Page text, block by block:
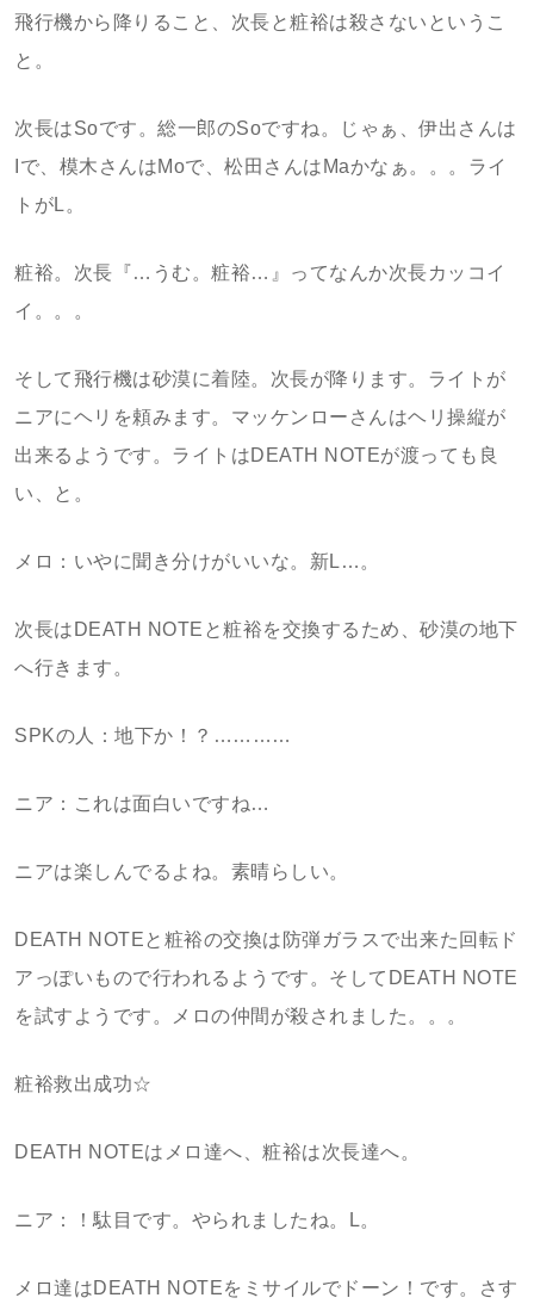
飛行機から降りること、次長と粧裕は殺さないというこ
と。
次長はSoです。総一郎のSoですね。じゃぁ、伊出さんは
Iで、模木さんはMoで、松田さんはMaかなぁ。。。ライ
トがL。
粧裕。次長『…うむ。粧裕…』ってなんか次長カッコイ
イ。。。
そして飛行機は砂漠に着陸。次長が降ります。ライトが
ニアにヘリを頼みます。マッケンローさんはヘリ操縦が
出来るようです。ライトはDEATH NOTEが渡っても良
い、と。
メロ：いやに聞き分けがいいな。新L…。
次長はDEATH NOTEと粧裕を交換するため、砂漠の地下
へ行きます。
SPKの人：地下か！？…………
ニア：これは面白いですね…
ニアは楽しんでるよね。素晴らしい。
DEATH NOTEと粧裕の交換は防弾ガラスで出来た回転ド
アっぽいもので行われるようです。そしてDEATH NOTE
を試すようです。メロの仲間が殺されました。。。
粧裕救出成功☆
DEATH NOTEはメロ達へ、粧裕は次長達へ。
ニア：！駄目です。やられましたね。L。
メロ達はDEATH NOTEをミサイルでドーン！です。さす